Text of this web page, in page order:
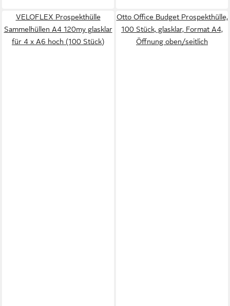
VELOFLEX Prospekthülle
Sammelhüllen A4 120my glasklar
für 4 x A6 hoch (100 Stück)
Otto Office Budget Prospekthülle,
100 Stück, glasklar, Format A4,
Öffnung oben/seitlich